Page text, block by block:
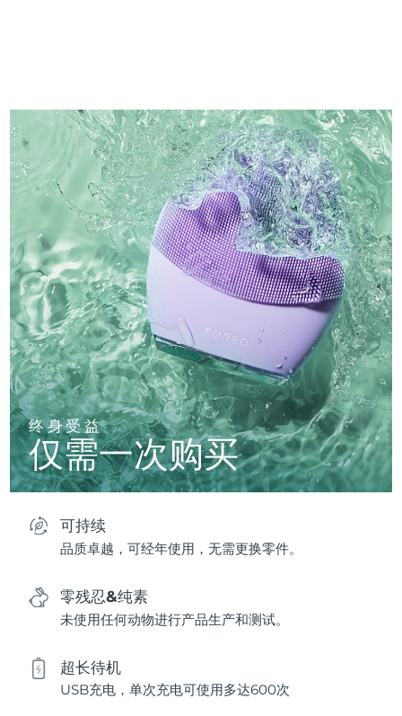
终身受益
仅需一次购买
可持续
品质卓越，可经年使用，无需更换零件。
零残忍&纯素
未使用任何动物进行产品生产和测试。
超长待机
USB充电，单次充电可使用多达600次